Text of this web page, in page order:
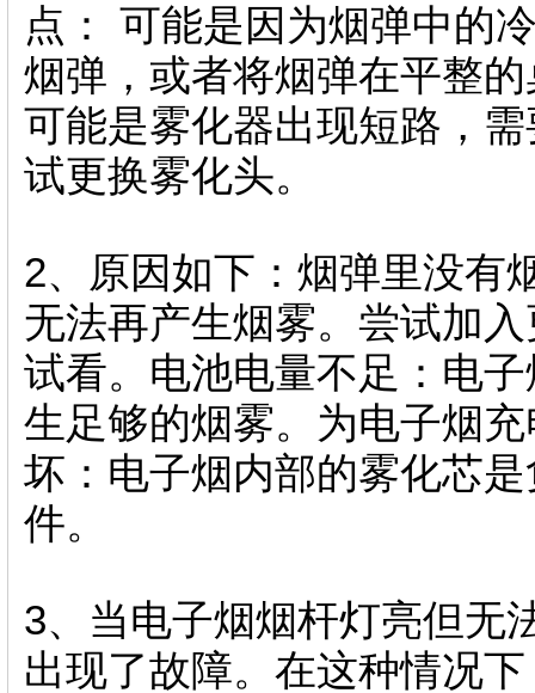
点： 可能是因为烟弹中的
烟弹，或者将烟弹在平整
可能是雾化器出现短路，
试更换雾化头。
2、原因如下：烟弹里没有
无法再产生烟雾。尝试加
试看。电池电量不足：电
生足够的烟雾。为电子烟
坏：电子烟内部的雾化芯
件。
3、当电子烟烟杆灯亮但无
出现了故障。在这种情况